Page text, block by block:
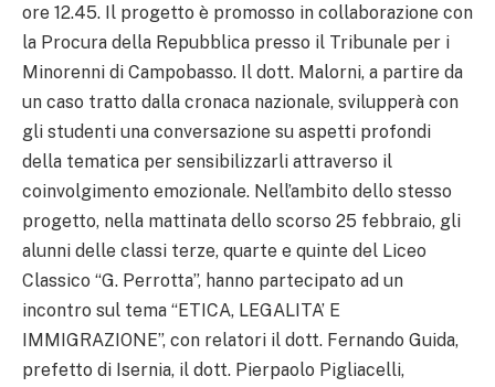
ore 12.45. Il progetto è promosso in collaborazione con
la Procura della Repubblica presso il Tribunale per i
Minorenni di Campobasso. Il dott. Malorni, a partire da
un caso tratto dalla cronaca nazionale, svilupperà con
gli studenti una conversazione su aspetti profondi
della tematica per sensibilizzarli attraverso il
coinvolgimento emozionale. Nell’ambito dello stesso
progetto, nella mattinata dello scorso 25 febbraio, gli
alunni delle classi terze, quarte e quinte del Liceo
Classico “G. Perrotta”, hanno partecipato ad un
incontro sul tema “ETICA, LEGALITA’ E
IMMIGRAZIONE”, con relatori il dott. Fernando Guida,
prefetto di Isernia, il dott. Pierpaolo Pigliacelli,